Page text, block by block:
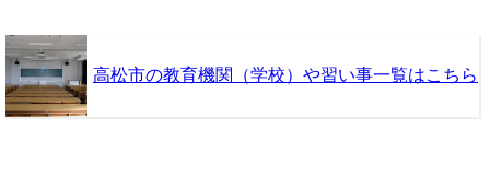
高松市の教育機関（学校）や習い事一覧はこちら